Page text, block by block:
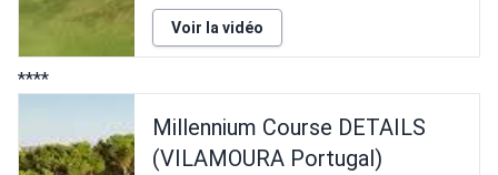
Voir la vidéo
****
Millennium Course DETAILS
(VILAMOURA Portugal)